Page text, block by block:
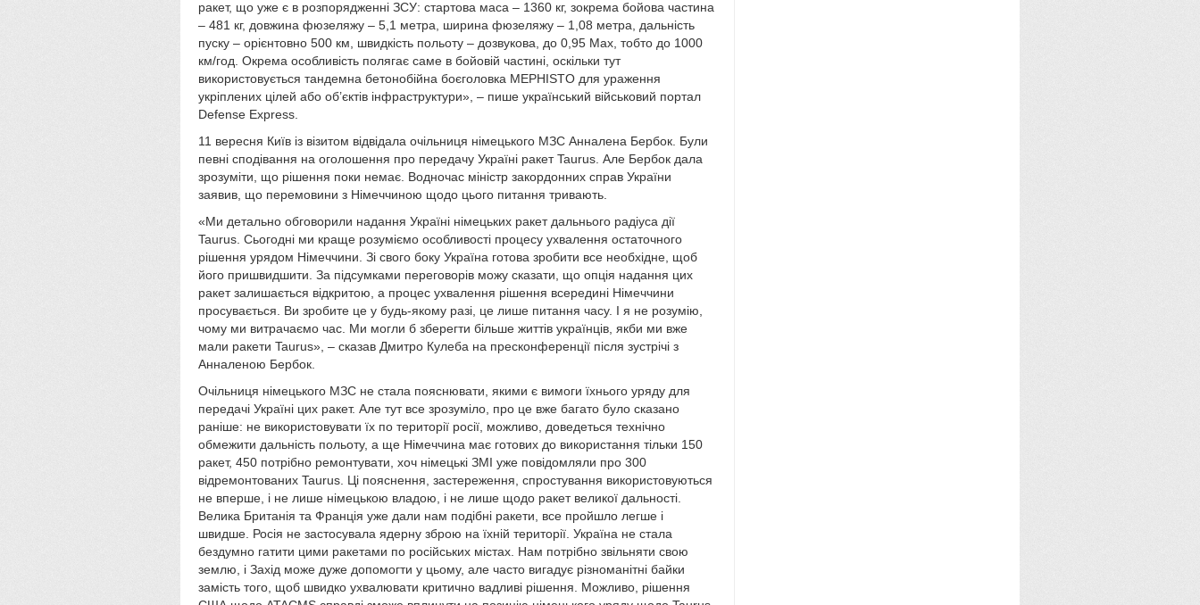
ракет, що уже є в розпорядженні ЗСУ: стартова маса – 1360 кг, зокрема бойова частина
– 481 кг, довжина фюзеляжу – 5,1 метра, ширина фюзеляжу – 1,08 метра, дальність
пуску – орієнтовно 500 км, швидкість польоту – дозвукова, до 0,95 Мах, тобто до 1000
км/год. Окрема особливість полягає саме в бойовій частині, оскільки тут
використовується тандемна бетонобійна боєголовка MEPHISTO для ураження
укріплених цілей або об’єктів інфраструктури», – пише український військовий портал
Defense Express.
11 вересня Київ із візитом відвідала очільниця німецького МЗС Анналена Бербок. Були
певні сподівання на оголошення про передачу Україні ракет Taurus. Але Бербок дала
зрозуміти, що рішення поки немає. Водночас міністр закордонних справ України
заявив, що перемовини з Німеччиною щодо цього питання тривають.
«Ми детально обговорили надання Україні німецьких ракет дальнього радіуса дії
Taurus. Сьогодні ми краще розуміємо особливості процесу ухвалення остаточного
рішення урядом Німеччини. Зі свого боку Україна готова зробити все необхідне, щоб
його пришвидшити. За підсумками переговорів можу сказати, що опція надання цих
ракет залишається відкритою, а процес ухвалення рішення всередині Німеччини
просувається. Ви зробите це у будь-якому разі, це лише питання часу. І я не розумію,
чому ми витрачаємо час. Ми могли б зберегти більше життів українців, якби ми вже
мали ракети Taurus», – сказав Дмитро Кулеба на пресконференції після зустрічі з
Анналеною Бербок.
Очільниця німецького МЗС не стала пояснювати, якими є вимоги їхнього уряду для
передачі Україні цих ракет. Але тут все зрозуміло, про це вже багато було сказано
раніше: не використовувати їх по території росії, можливо, доведеться технічно
обмежити дальність польоту, а ще Німеччина має готових до використання тільки 150
ракет, 450 потрібно ремонтувати, хоч німецькі ЗМІ уже повідомляли про 300
відремонтованих Taurus. Ці пояснення, застереження, спростування використовуються
не вперше, і не лише німецькою владою, і не лише щодо ракет великої дальності.
Велика Британія та Франція уже дали нам подібні ракети, все пройшло легше і
швидше. Росія не застосувала ядерну зброю на їхній території. Україна не стала
бездумно гатити цими ракетами по російських містах. Нам потрібно звільняти свою
землю, і Захід може дуже допомогти у цьому, але часто вигадує різноманітні байки
замість того, щоб швидко ухвалювати критично вадливі рішення. Можливо, рішення